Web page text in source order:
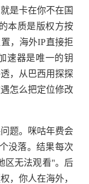
是卡在你不在国
本质是版权方按
，海外IP直接拒
速器是唯一的钥
，从巴西用探探
怎么把定位修改
题。咪咕年费会
没落。结果每次
区无法观看"。后
，你人在海外，